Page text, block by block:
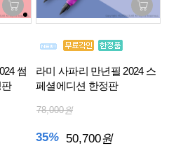
썸
라미 사파리 만년필 2024 스
페셜에디션 한정판
78,000원
35% 50,700원